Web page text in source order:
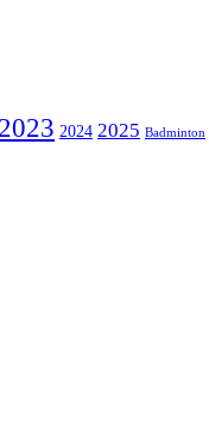
2023 2024 2025 Badminton